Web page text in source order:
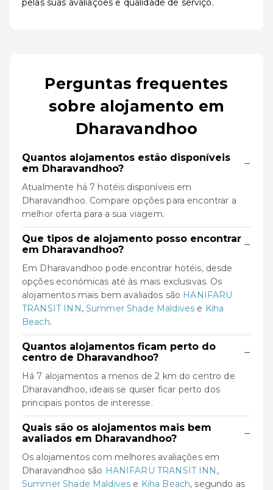
pelas suas avaliações e qualidade de serviço.
Perguntas frequentes
sobre alojamento em
Dharavandhoo
Quantos alojamentos estão disponíveis
em Dharavandhoo?
−
Atualmente há 7 hotéis disponíveis em
Dharavandhoo. Compare opções para encontrar a
melhor oferta para a sua viagem.
Que tipos de alojamento posso encontrar
em Dharavandhoo?
−
Em Dharavandhoo pode encontrar hotéis, desde
opções económicas até às mais exclusivas. Os
alojamentos mais bem avaliados são HANIFARU
TRANSIT INN, Summer Shade Maldives e Kiha
Beach.
Quantos alojamentos ficam perto do
centro de Dharavandhoo?
−
Há 7 alojamentos a menos de 2 km do centro de
Dharavandhoo, ideais se quiser ficar perto dos
principais pontos de interesse.
Quais são os alojamentos mais bem
avaliados em Dharavandhoo?
−
Os alojamentos com melhores avaliações em
Dharavandhoo são HANIFARU TRANSIT INN ,
Summer Shade Maldives e Kiha Beach, segundo as